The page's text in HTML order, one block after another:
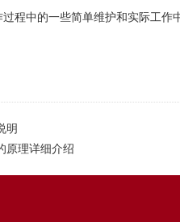
程中的一些简单维护和实际工
明
原理详细介绍